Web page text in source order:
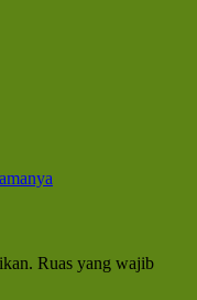
Ruas yang wajib